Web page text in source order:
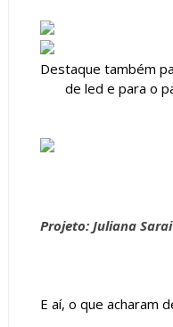
Destaque também
de led e para o
Projeto: Juliana
E aí, o que acharam